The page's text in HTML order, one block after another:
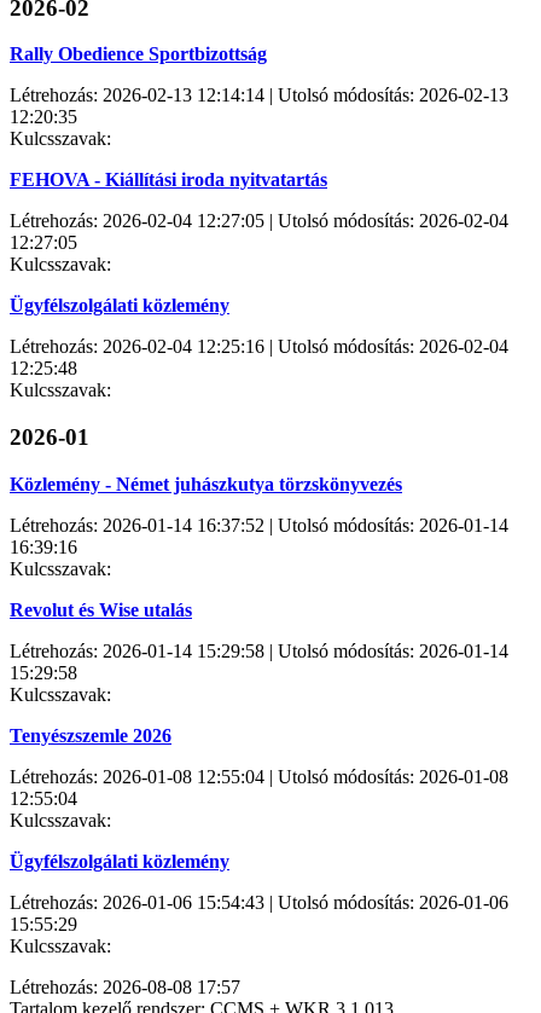
2026-02
Rally Obedience Sportbizottság
Létrehozás: 2026-02-13 12:14:14 | Utolsó módosítás: 2026-02-13
12:20:35
Kulcsszavak:
FEHOVA - Kiállítási iroda nyitvatartás
Létrehozás: 2026-02-04 12:27:05 | Utolsó módosítás: 2026-02-04
12:27:05
Kulcsszavak:
Ügyfélszolgálati közlemény
Létrehozás: 2026-02-04 12:25:16 | Utolsó módosítás: 2026-02-04
12:25:48
Kulcsszavak:
2026-01
Közlemény - Német juhászkutya törzskönyvezés
Létrehozás: 2026-01-14 16:37:52 | Utolsó módosítás: 2026-01-14
16:39:16
Kulcsszavak:
Revolut és Wise utalás
Létrehozás: 2026-01-14 15:29:58 | Utolsó módosítás: 2026-01-14
15:29:58
Kulcsszavak:
Tenyészszemle 2026
Létrehozás: 2026-01-08 12:55:04 | Utolsó módosítás: 2026-01-08
12:55:04
Kulcsszavak:
Ügyfélszolgálati közlemény
Létrehozás: 2026-01-06 15:54:43 | Utolsó módosítás: 2026-01-06
15:55:29
Kulcsszavak:
Létrehozás: 2026-08-08 17:57
Tartalom kezelő rendszer: CCMS + WKR 3.1.013